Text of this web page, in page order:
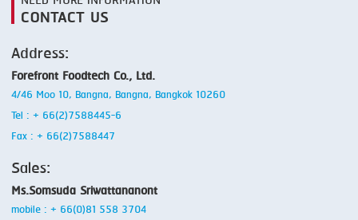
CONTACT US
Address:
Forefront Foodtech Co., Ltd.
4/46 Moo 10, Bangna, Bangna, Bangkok 10260
Tel : + 66(2)7588445-6
Fax : + 66(2)7588447
Sales:
Ms.Somsuda Sriwattananont
mobile : + 66(0)81 558 3704